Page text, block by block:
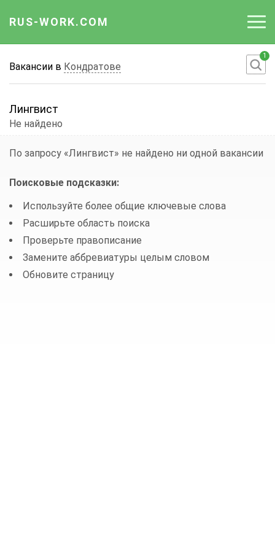
RUS-WORK.COM
Вакансии
Отрасли
Вакансии в Кондратове
1
Лингвист
Не найдено
По запросу «Лингвист» не найдено ни одной вакансии
Поисковые подсказки:
Используйте более общие ключевые слова
Расширьте область поиска
Проверьте правописание
Замените аббревиатуры целым словом
Обновите страницу